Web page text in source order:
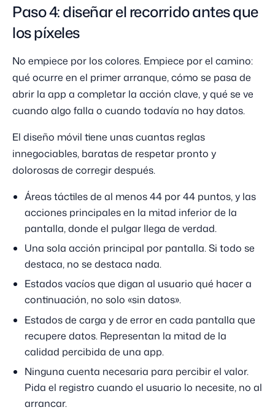
Paso 4: diseñar el recorrido antes que
los píxeles
No empiece por los colores. Empiece por el camino:
qué ocurre en el primer arranque, cómo se pasa de
abrir la app a completar la acción clave, y qué se ve
cuando algo falla o cuando todavía no hay datos.
El diseño móvil tiene unas cuantas reglas
innegociables, baratas de respetar pronto y
dolorosas de corregir después.
Áreas táctiles de al menos 44 por 44 puntos, y las
acciones principales en la mitad inferior de la
pantalla, donde el pulgar llega de verdad.
Una sola acción principal por pantalla. Si todo se
destaca, no se destaca nada.
Estados vacíos que digan al usuario qué hacer a
continuación, no solo «sin datos».
Estados de carga y de error en cada pantalla que
recupere datos. Representan la mitad de la
calidad percibida de una app.
Ninguna cuenta necesaria para percibir el valor.
Pida el registro cuando el usuario lo necesite, no al
arrancar.